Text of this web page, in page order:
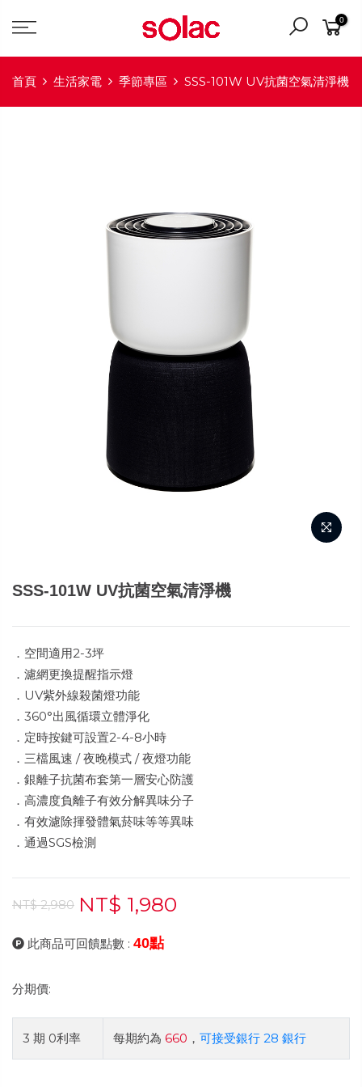
0
首頁 生活家電 季節專區 SSS-101W UV抗菌空氣清淨機
SSS-101W UV抗菌空氣清淨機
．空間適用2-3坪
．濾網更換提醒指示燈
．UV紫外線殺菌燈功能
．360°出風循環立體淨化
．定時按鍵可設置2-4-8小時
．三檔風速 / 夜晚模式 / 夜燈功能
．銀離子抗菌布套第一層安心防護
．高濃度負離子有效分解異味分子
．有效濾除揮發體氣菸味等等異味
．通過SGS檢測
NT$ 2,980 NT$ 1,980
此商品可回饋點數 : 40點
分期價:
3 期 0利率 每期約為 660 ， 可接受銀行 28 銀行